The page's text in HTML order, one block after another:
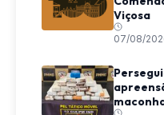
Viçosa
07/08/